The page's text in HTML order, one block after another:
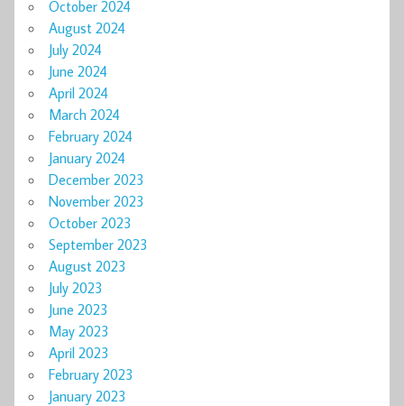
October 2024
August 2024
July 2024
June 2024
April 2024
March 2024
February 2024
January 2024
December 2023
November 2023
October 2023
September 2023
August 2023
July 2023
June 2023
May 2023
April 2023
February 2023
January 2023